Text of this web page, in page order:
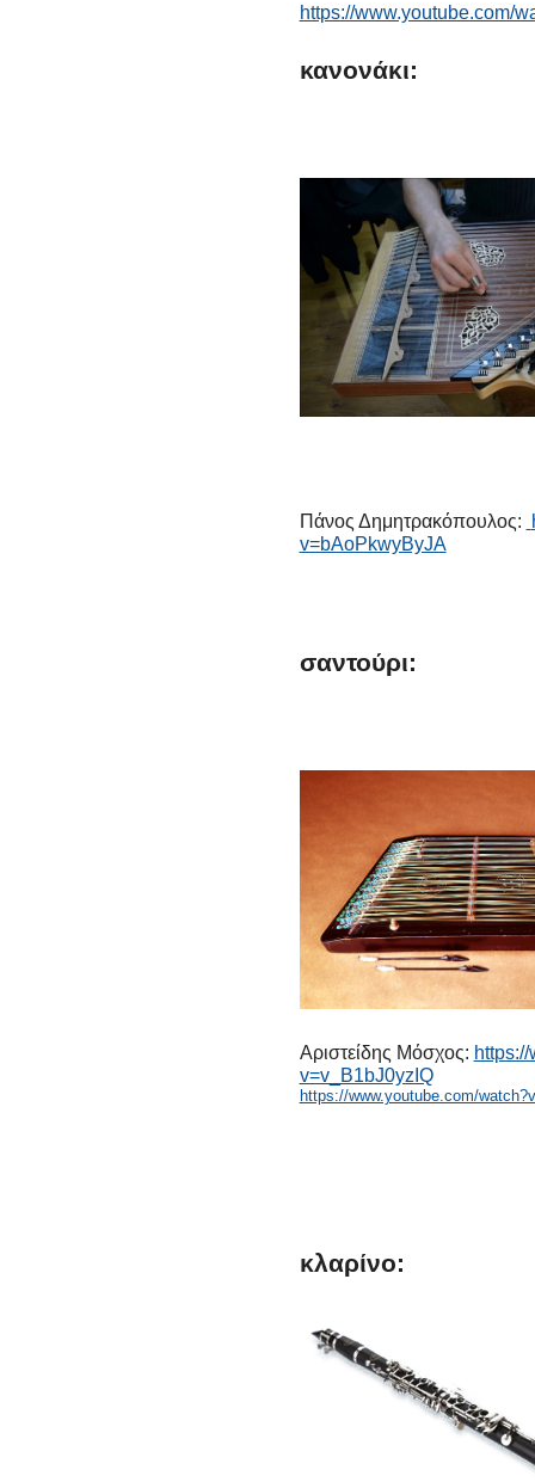
https://www.youtube.com/
κανονάκι:
Πάνος Δημητρακόπουλος:
v=bAoPkwyByJA
σαντούρι:
Αριστείδης Μόσχος:
v=v_B1bJ0yzIQ
https://www.youtube.com/
κλαρίνο: